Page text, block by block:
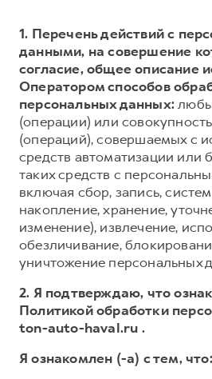
1. Перечень действий с
данными, на совершение
согласие, общее описание
Оператором способов
персональных данных:
(операции) или
(операций), совершаемых с
средств автоматизации или
таких средств с
включая сбор, запись,
накопление, хранение,
изменение), извлечение,
обезличивание,
уничтожение персональных
2. Я подтверждаю, что
Политикой обработки
ton-auto-haval.ru .
Я ознакомлен (-а) с тем, что: